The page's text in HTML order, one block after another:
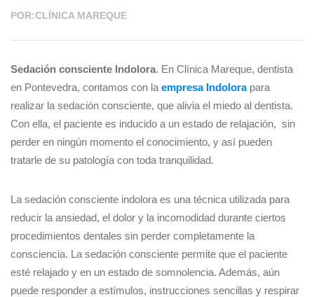
POR:CLÍNICA MAREQUE
Sedación consciente Indolora. En Clínica Mareque, dentista
en Pontevedra, contamos con la empresa Indolora para
realizar la sedación consciente, que alivia el miedo al dentista.
Con ella, el paciente es inducido a un estado de relajación, sin
perder en ningún momento el conocimiento, y así pueden
tratarle de su patología con toda tranquilidad.
La sedación consciente indolora es una técnica utilizada para
reducir la ansiedad, el dolor y la incomodidad durante ciertos
procedimientos dentales sin perder completamente la
consciencia. La sedación consciente permite que el paciente
esté relajado y en un estado de somnolencia. Además, aún
puede responder a estímulos, instrucciones sencillas y respirar